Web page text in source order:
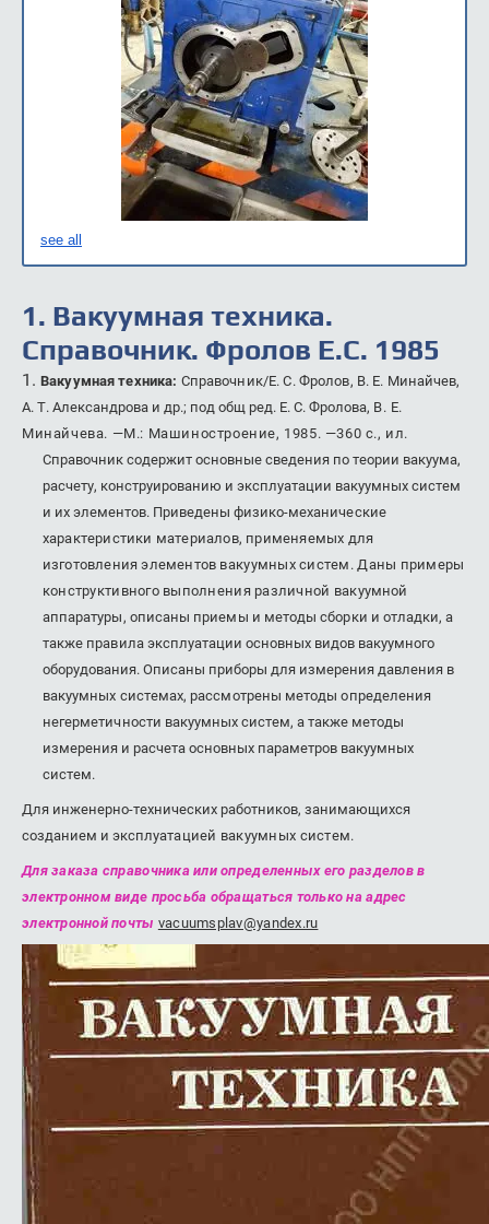
see all
1. Вакуумная техника.
Справочник. Фролов Е.С. 1985
1. Вакуумнаятехника: Справочник/Е. С. Фролов, В. Е. Минайчев,
А. Т. Александрова и др.; под общ ред. Е. С. Фролова, В. Е.
Минайчева. —М.: Машиностроение, 1985. —360 с., ил.
Справочник содержит основные сведения по теории вакуума,
расчету, конструированию и эксплуатации вакуумных систем
и их элементов. Приведены физико-механические
характеристики материалов, применяемых для
изготовления элементов вакуумных систем. Даны примеры
конструктивного выполнения различной вакуумной
аппаратуры, описаны приемы и методы сборки и отладки, а
также правила эксплуатации основных видов вакуумного
оборудования. Описаны приборы для измерения давления в
вакуумных системах, рассмотрены методы определения
негерметичности вакуумных систем, а также методы
измерения и расчета основных параметров вакуум­ных
систем.
Для инженерно-технических работников, занимающихся
созданием и эксплуа­тацией вакуумных систем.
Для заказа справочника или определенных его разделов в
электронном виде просьба обращаться только на адрес
электронной почты vacuumsplav@yandex.ru